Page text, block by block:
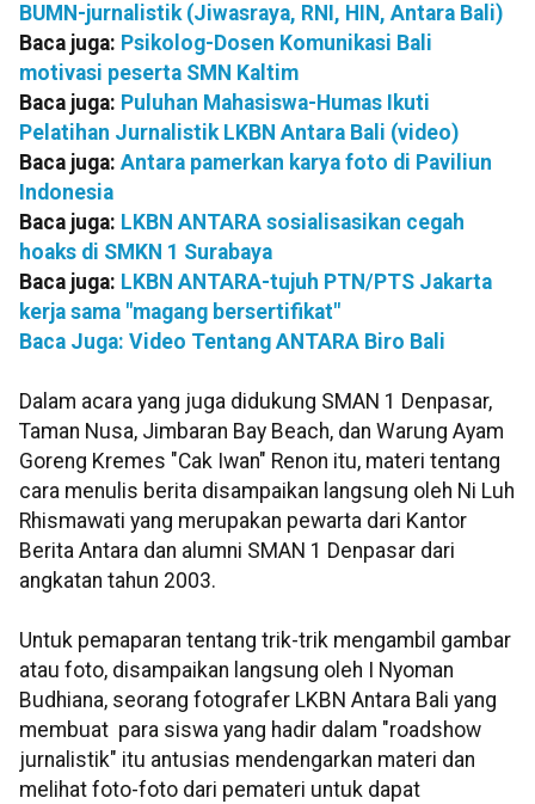
BUMN-jurnalistik (Jiwasraya, RNI, HIN, Antara Bali)
Baca juga: Psikolog-Dosen Komunikasi Bali
motivasi peserta SMN Kaltim
Baca juga: Puluhan Mahasiswa-Humas Ikuti
Pelatihan Jurnalistik LKBN Antara Bali (video)
Baca juga: Antara pamerkan karya foto di Paviliun
Indonesia
Baca juga: LKBN ANTARA sosialisasikan cegah
hoaks di SMKN 1 Surabaya
Baca juga: LKBN ANTARA-tujuh PTN/PTS Jakarta
kerja sama "magang bersertifikat"
Baca Juga: Video Tentang ANTARA Biro Bali
Dalam acara yang juga didukung SMAN 1 Denpasar,
Taman Nusa, Jimbaran Bay Beach, dan Warung Ayam
Goreng Kremes "Cak Iwan" Renon itu, materi tentang
cara menulis berita disampaikan langsung oleh Ni Luh
Rhismawati yang merupakan pewarta dari Kantor
Berita Antara dan alumni SMAN 1 Denpasar dari
angkatan tahun 2003.
Untuk pemaparan tentang trik-trik mengambil gambar
atau foto, disampaikan langsung oleh I Nyoman
Budhiana, seorang fotografer LKBN Antara Bali yang
membuat para siswa yang hadir dalam "roadshow
jurnalistik" itu antusias mendengarkan materi dan
melihat foto-foto dari pemateri untuk dapat